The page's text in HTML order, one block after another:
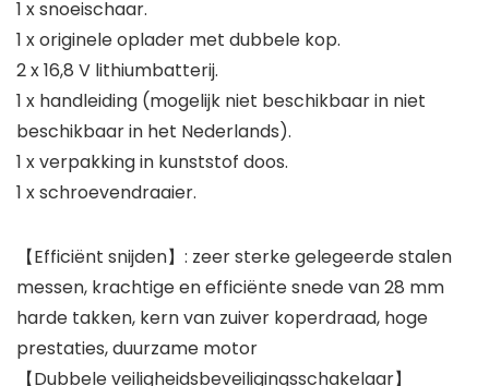
1 x snoeischaar.
1 x originele oplader met dubbele kop.
2 x 16,8 V lithiumbatterij.
1 x handleiding (mogelijk niet beschikbaar in niet
beschikbaar in het Nederlands).
1 x verpakking in kunststof doos.
1 x schroevendraaier.
【Efficiënt snijden】: zeer sterke gelegeerde stalen
messen, krachtige en efficiënte snede van 28 mm
harde takken, kern van zuiver koperdraad, hoge
prestaties, duurzame motor
【Dubbele veiligheidsbeveiligingsschakelaar】